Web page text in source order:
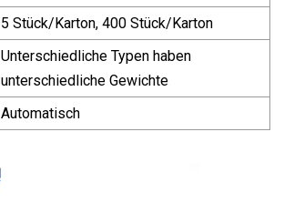
5 Stück/Karton, 400 Stück/Karton
Unterschiedliche Typen haben
unterschiedliche Gewichte
Automatisch